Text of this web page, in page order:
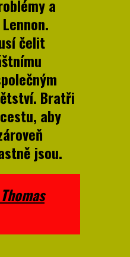
a
čelit
Bratři
aby
jsou.